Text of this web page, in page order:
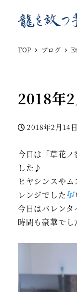
TOP ブログ
2018年
投稿日
2018年2月14日
今日は「草花
した♪
ヒヤシンスや
レンジでした
今日はバレン
時間も豪華でし